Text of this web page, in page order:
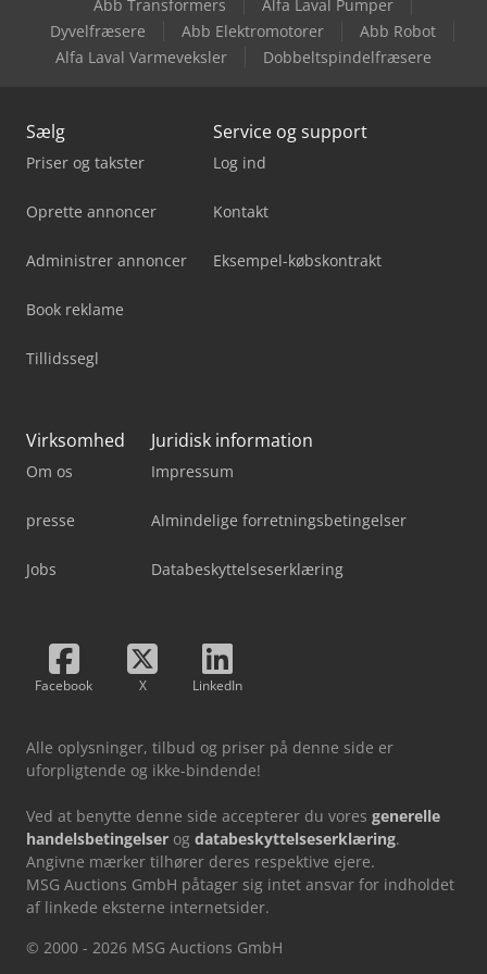
Linde Mt12
Linde R12B
Abb Transformers
Alfa Laval Pumper
Dyvelfræsere
Abb Elektromotorer
Abb Robot
Alfa Laval Varmeveksler
Dobbeltspindelfræsere
Sælg
Priser og takster
Oprette annoncer
Administrer annoncer
Book reklame
Tillidssegl
Service og support
Log ind
Kontakt
Eksempel-købskontrakt
Virksomhed
Om os
presse
Jobs
Juridisk information
Impressum
Almindelige forretningsbetingelser
Databeskyttelseserklæring
Facebook X LinkedIn
Alle oplysninger, tilbud og priser på denne side er
uforpligtende og ikke-bindende!
Ved at benytte denne side accepterer du vores generelle
handelsbetingelser og databeskyttelseserklæring.
Angivne mærker tilhører deres respektive ejere.
MSG Auctions GmbH påtager sig intet ansvar for indholdet
af linkede eksterne internetsider.
© 2000 - 2026 MSG Auctions GmbH